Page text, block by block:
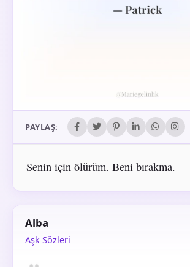
PAYLAŞ:
Senin için ölürüm. Beni bırakma.
Alba
Aşk Sözleri